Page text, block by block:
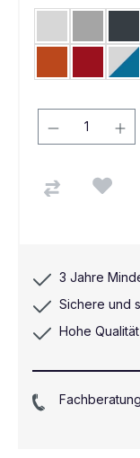
Rotorange RAL
Rubinrot
3 Jahre
Sichere und
Hohe Qualität
Fachberatung